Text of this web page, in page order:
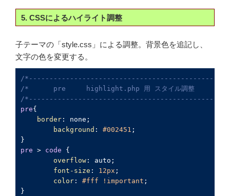
5. CSSによるハイライト調整
子テーマの「style.css」による調整。背景色を追記し、
文字の色を変更する。
/
/*      pre     highlight.php 用 スタイル調整
/
pre{
border : none;
background : #002451 ;
pre > code {
overflow : auto;
font-size : 12px ;
color : #fff !important ;
}